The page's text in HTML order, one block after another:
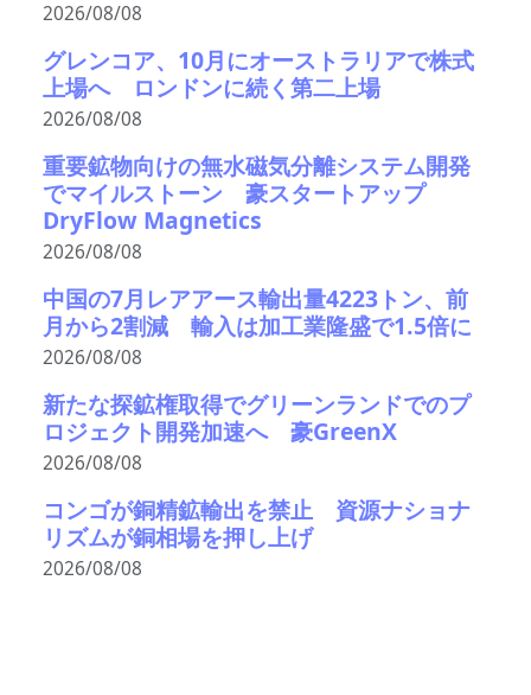
2026/08/08
グレンコア、10月にオーストラリアで株式
上場へ ロンドンに続く第二上場
2026/08/08
重要鉱物向けの無水磁気分離システム開発
でマイルストーン 豪スタートアップ
DryFlow Magnetics
2026/08/08
中国の7月レアアース輸出量4223トン、前
月から2割減 輸入は加工業隆盛で1.5倍に
2026/08/08
新たな探鉱権取得でグリーンランドでのプ
ロジェクト開発加速へ 豪GreenX
2026/08/08
コンゴが銅精鉱輸出を禁止 資源ナショナ
リズムが銅相場を押し上げ
2026/08/08